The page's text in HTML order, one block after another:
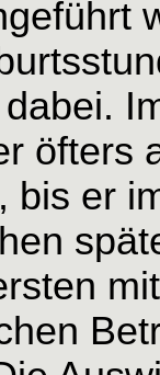
öfters
bis er